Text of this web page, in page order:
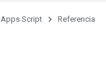
Apps Script Referencia